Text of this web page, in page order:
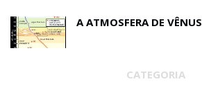
A ATMOSFERA DE VÊNUS
CATEGORIA